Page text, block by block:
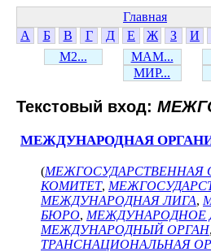
Главная
А
Б В Г Д Е Ж З И
М2...
МАМ...
МИР...
Текстовый вход:
МЕЖДУНАРОДНАЯ
(МЕЖГОСУДАРСТВЕННАЯ
КОМИТЕТ,
МЕЖДУНАРОДНАЯ ЛИГА,
БЮРО, МЕЖДУНАРОДНОЕ
МЕЖДУНАРОДНЫЙ ОРГАН,
ТРАНСНАЦИОНАЛЬНАЯ